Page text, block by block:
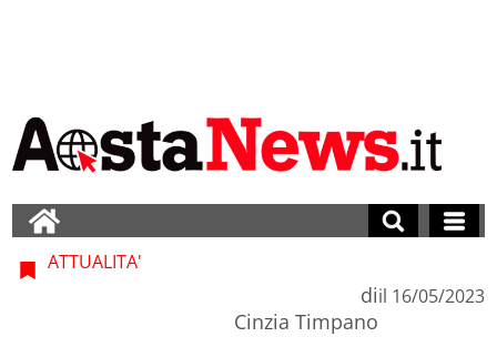
ATTUALITA'
di
Cinzia Timpano
il 16/05/2023